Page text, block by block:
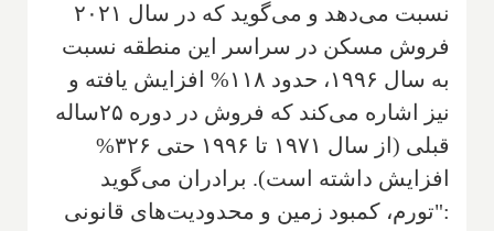
نسبت می‌دهد و می‌گوید که در سال ۲۰۲۱
فروش مسکن در سراسر این منطقه نسبت
به سال ۱۹۹۶، حدود ۱۱۸% افزایش یافته و
نیز اشاره می‌کند که فروش در دوره ۲۵ساله
قبلی (از سال ۱۹۷۱ تا ۱۹۹۶ حتی ۳۲۶%
افزایش داشته است). برادران می‌گوید
:"تورم، کمبود زمین و محدودیت‌های قانونی